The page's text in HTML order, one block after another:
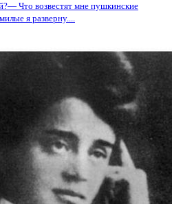
Что возвестят мне пушкинские
я разверну....